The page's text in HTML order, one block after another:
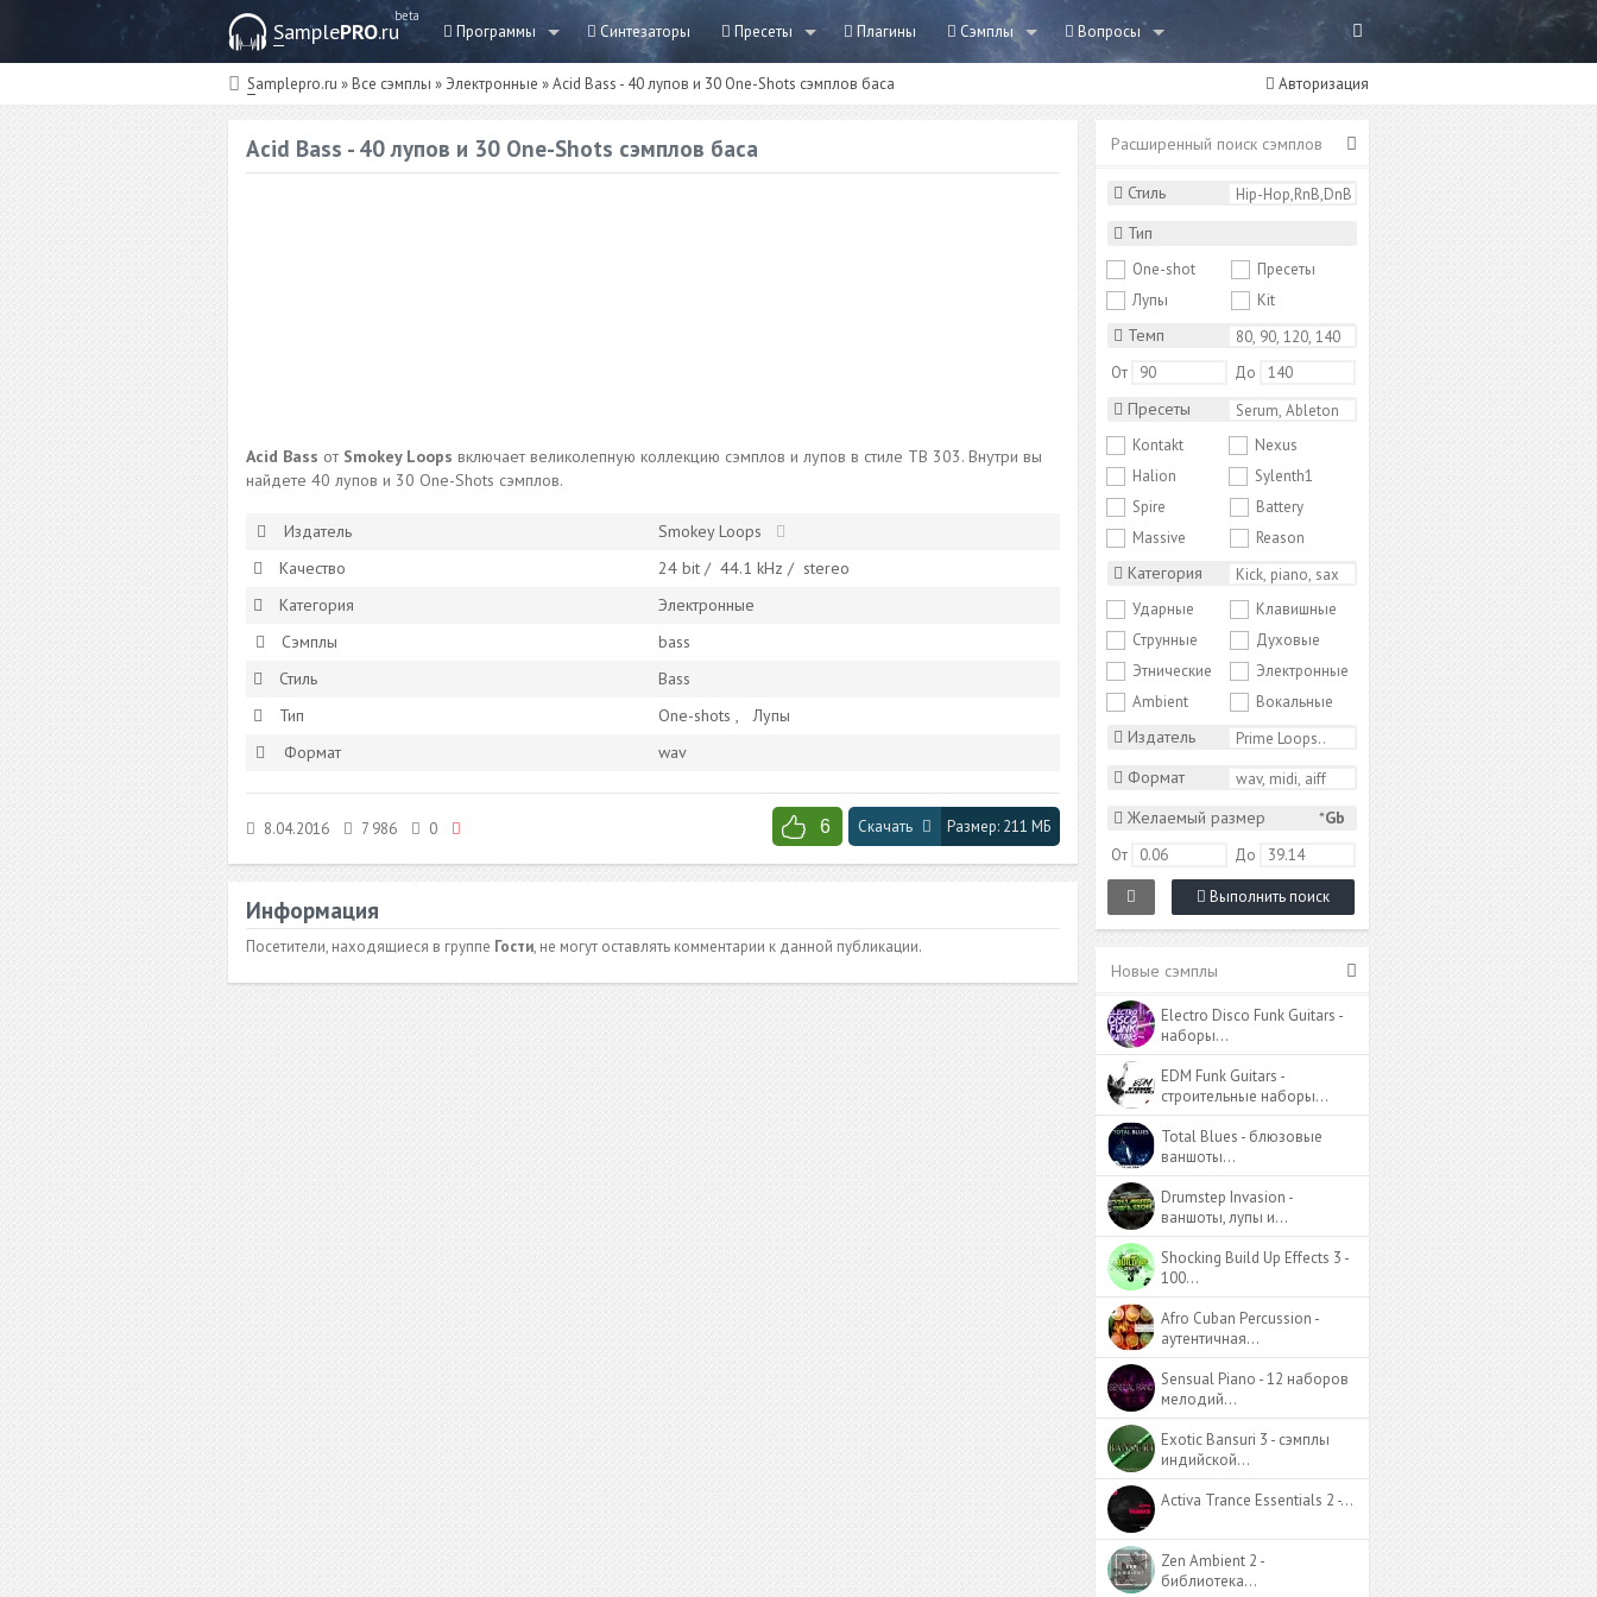
SamplePRO.ru
beta
Программы Синтезаторы Пресеты Плагины Сэмплы Вопросы
Samplepro.ru » Все сэмплы » Электронные » Acid Bass - 40 лупов и 30 One-Shots сэмплов баса Авторизация
Acid Bass - 40 лупов и 30 One-Shots сэмплов баса
Acid Bass от Smokey Loops включает великолепную коллекцию сэмплов и лупов в стиле TB 303. Внутри вы
найдете 40 лупов и 30 One-Shots сэмплов.
Издатель
Smokey Loops
Качество
24 bit / 44.1 kHz / stereo
Категория
Электронные
Сэмплы
bass
Стиль
Bass
Тип
One-shots
Лупы
Формат
wav
8.04.2016 7 986 0 6 Размер: 211 МБ
Скачать
Информация
Посетители, находящиеся в группе Гости, не могут оставлять комментарии к данной публикации.
Расширенный поиск сэмплов
Стиль
Тип
One-shot
Лупы
Пресеты
Kit
Темп
От До
Пресеты
Kontakt
Halion
Nexus
Sylenth1
Spire
Massive
Battery
Reason
Категория
Ударные
Струнные
Этнические
Ambient
Клавишные
Духовые
Электронные
Вокальные
Издатель
Формат
Желаемый размер
*Gb
От До
Выполнить поиск
Новые сэмплы
Electro Disco Funk Guitars -
наборы…
EDM Funk Guitars -
строительные наборы…
Total Blues - блюзовые
ваншоты…
Drumstep Invasion -
ваншоты, лупы и…
Shocking Build Up Effects 3 -
100…
Afro Cuban Percussion -
аутентичная…
Sensual Piano - 12 наборов
мелодий…
Exotic Bansuri 3 - сэмплы
индийской…
Activa Trance Essentials 2 -…
Zen Ambient 2 -
библиотека…